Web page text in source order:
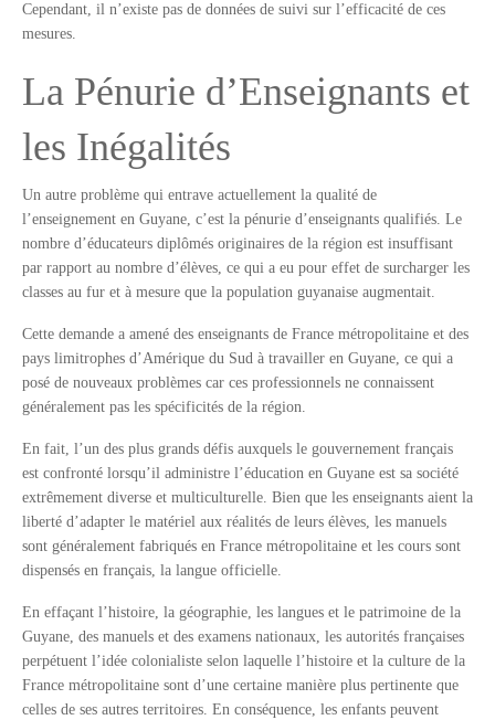
Cependant, il n’existe pas de données de suivi sur l’efficacité de ces
mesures.
La Pénurie d’Enseignants et
les Inégalités
Un autre problème qui entrave actuellement la qualité de
l’enseignement en Guyane, c’est la pénurie d’enseignants qualifiés. Le
nombre d’éducateurs diplômés originaires de la région est insuffisant
par rapport au nombre d’élèves, ce qui a eu pour effet de surcharger les
classes au fur et à mesure que la population guyanaise augmentait.
Cette demande a amené des enseignants de France métropolitaine et des
pays limitrophes d’Amérique du Sud à travailler en Guyane, ce qui a
posé de nouveaux problèmes car ces professionnels ne connaissent
généralement pas les spécificités de la région.
En fait, l’un des plus grands défis auxquels le gouvernement français
est confronté lorsqu’il administre l’éducation en Guyane est sa société
extrêmement diverse et multiculturelle. Bien que les enseignants aient la
liberté d’adapter le matériel aux réalités de leurs élèves, les manuels
sont généralement fabriqués en France métropolitaine et les cours sont
dispensés en français, la langue officielle.
En effaçant l’histoire, la géographie, les langues et le patrimoine de la
Guyane, des manuels et des examens nationaux, les autorités françaises
perpétuent l’idée colonialiste selon laquelle l’histoire et la culture de la
France métropolitaine sont d’une certaine manière plus pertinente que
celles de ses autres territoires. En conséquence, les enfants peuvent